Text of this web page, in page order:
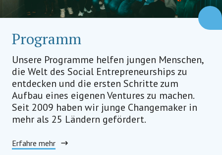
Programm
Unsere Programme helfen jungen Menschen,
die Welt des Social Entrepreneurships zu
entdecken und die ersten Schritte zum
Aufbau eines eigenen Ventures zu machen.
Seit 2009 haben wir junge Changemaker in
mehr als 25 Ländern gefördert.
Erfahre mehr